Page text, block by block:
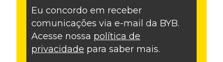
Eu concordo em receber
comunicações via e-mail da BYB.
Acesse nossa política de
privacidade para saber mais.